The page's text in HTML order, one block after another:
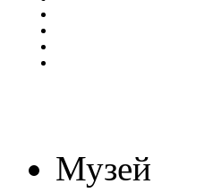
Музей